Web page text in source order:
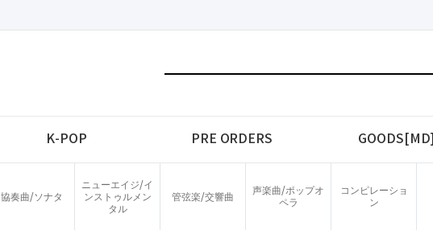
K-POP PRE ORDERS GOODS[MD]
協奏曲/ソナタ
ニューエイジ/イ
ンストゥルメン
タル
管弦楽/交響曲
声楽曲/ポップオ
ペラ
コンピレーショ
ン